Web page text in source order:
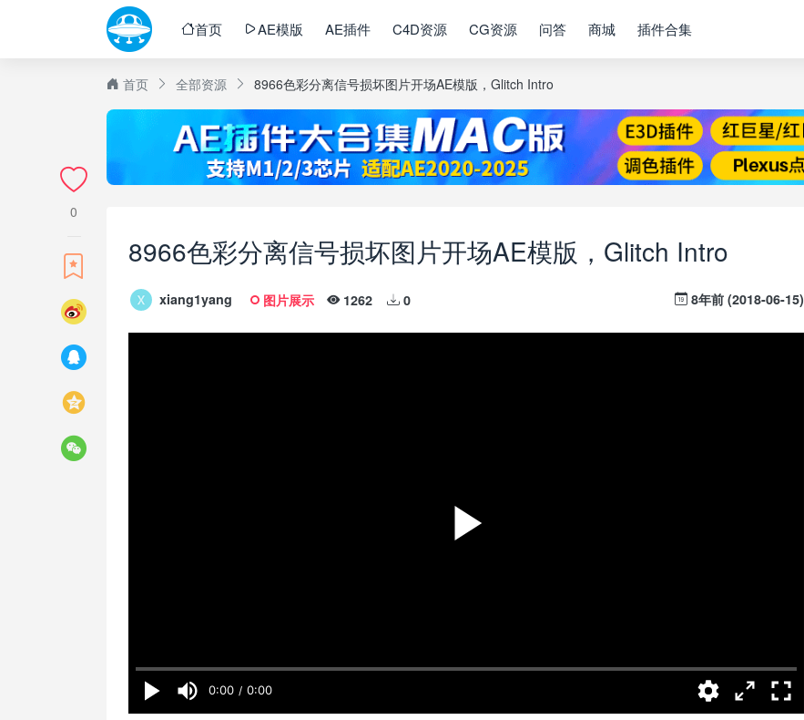
首页 AE模版 AE插件 C4D资源 CG资源 问答 商城 插件合集
首页 全部资源 8966色彩分离信号损坏图片开场AE模版，Glitch Intro
8966色彩分离信号损坏图片开场AE模版，Glitch Intro
xiang1yang 图片展示 1262 0 8年前 (2018-06-15)
0
0:00 0:00